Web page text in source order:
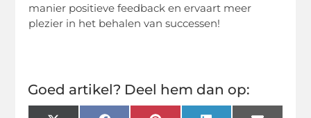
manier positieve feedback en ervaart meer
plezier in het behalen van successen!
Goed artikel? Deel hem dan op: